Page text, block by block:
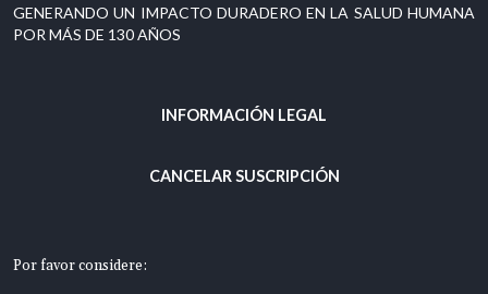
GENERANDO UN IMPACTO DURADERO EN LA SALUD HUMANA
POR MÁS DE 130 AÑOS
INFORMACIÓN LEGAL
CANCELAR SUSCRIPCIÓN
Por favor considere: